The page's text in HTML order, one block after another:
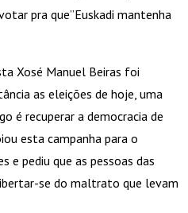
pra que”Euskadi mantenha
Xosé Manuel Beiras foi
as eleições de hoje, uma
é recuperar a democracia de
esta campanha para o
e pediu que as pessoas das
se do maltrato que levam